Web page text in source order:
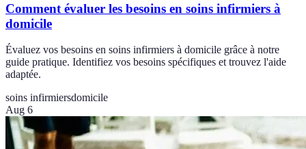
Comment évaluer les besoins en soins infirmiers à
domicile
Évaluez vos besoins en soins infirmiers à domicile grâce à notre
guide pratique. Identifiez vos besoins spécifiques et trouvez l'aide
adaptée.
soins infirmiersdomicile
Aug 6